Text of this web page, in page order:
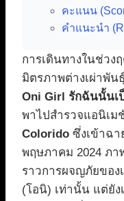
คะแนน
คำแนะนำ
การเดินทางในช่วง
มิตรภาพต่างเผ่าพั
Oni Girl รักฉันนั้นเ
พาไปสำรวจแอนิเม
Colorido ซึ่งเข้าฉา
พฤษภาคม 2024 ภา
ราวการผจญภัยขอ
(โอนิ) เท่านั้น แต่ยัง